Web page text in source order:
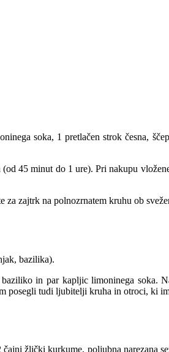
soka, 1 pretlačen strok česna,
45 minut do 1 ure). Pri nakupu
zajtrk na polnozrnatem kruhu ob
bazilika).
in par kapljic limoninega soka.
posegli tudi ljubitelji kruha in otroci, ki
žlički kurkume, poljubna narezana